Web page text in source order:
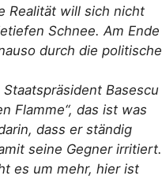
Realität will sich nicht
Schnee. Am Ende
durch die politische
Basescu
Flamme“, das ist was
dass er ständig
seine Gegner irritiert.
es um mehr, hier ist